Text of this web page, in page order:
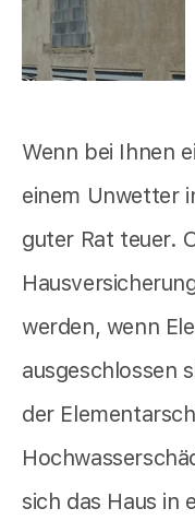
Wenn bei Ihnen
einem Unwetter
guter Rat teuer.
werden, wenn
ausgeschlossen
der
sich das Haus in